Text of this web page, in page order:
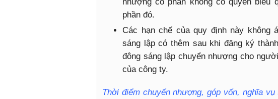
phần đó.
Các hạn chế của quy định này không
sáng lập có thêm sau khi đăng ký
đông sáng lập chuyển nhượng cho
của công ty.
Thời điểm chuyển nhượng, góp vốn, nghĩa